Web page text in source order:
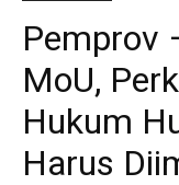
Pemprov
MoU,
Hukum
Harus